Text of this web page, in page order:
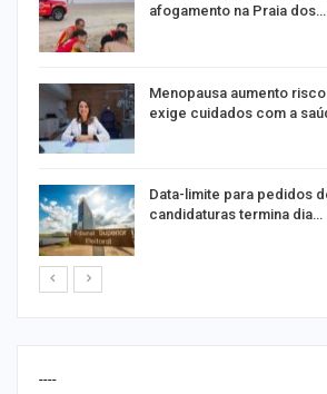
afogamento na Praia dos…
Menopausa aumento
exige cuidados com a
Data-limite para pedidos
candidaturas termina dia…
----